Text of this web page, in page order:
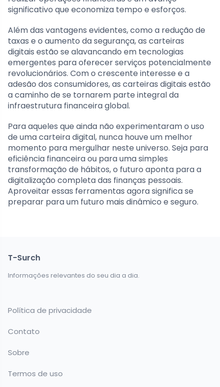
significativo que economiza tempo e esforços.
Além das vantagens evidentes, como a redução de
taxas e o aumento da segurança, as carteiras
digitais estão se alavancando em tecnologias
emergentes para oferecer serviços potencialmente
revolucionários. Com o crescente interesse e a
adesão dos consumidores, as carteiras digitais estão
a caminho de se tornarem parte integral da
infraestrutura financeira global.
Para aqueles que ainda não experimentaram o uso
de uma carteira digital, nunca houve um melhor
momento para mergulhar neste universo. Seja para
eficiência financeira ou para uma simples
transformação de hábitos, o futuro aponta para a
digitalização completa das finanças pessoais.
Aproveitar essas ferramentas agora significa se
preparar para um futuro mais dinâmico e seguro.
T-Surch
Informações relevantes do seu dia a dia.
Política de privacidade
Contato
Sobre
Termos de uso